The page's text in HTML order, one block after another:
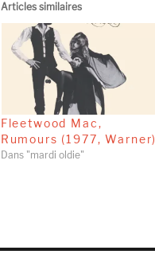
Articles similaires
Fleetwood Mac,
Rumours (1977, Warner)
Dans "mardi oldie"